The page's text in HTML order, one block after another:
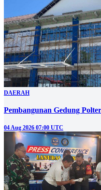
DAERAH
Pembangunan Gedung
04 Aug 2026 07:00 UTC